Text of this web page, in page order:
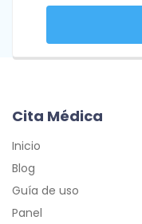
Cita Médica
Inicio
Blog
Guía de uso
Panel